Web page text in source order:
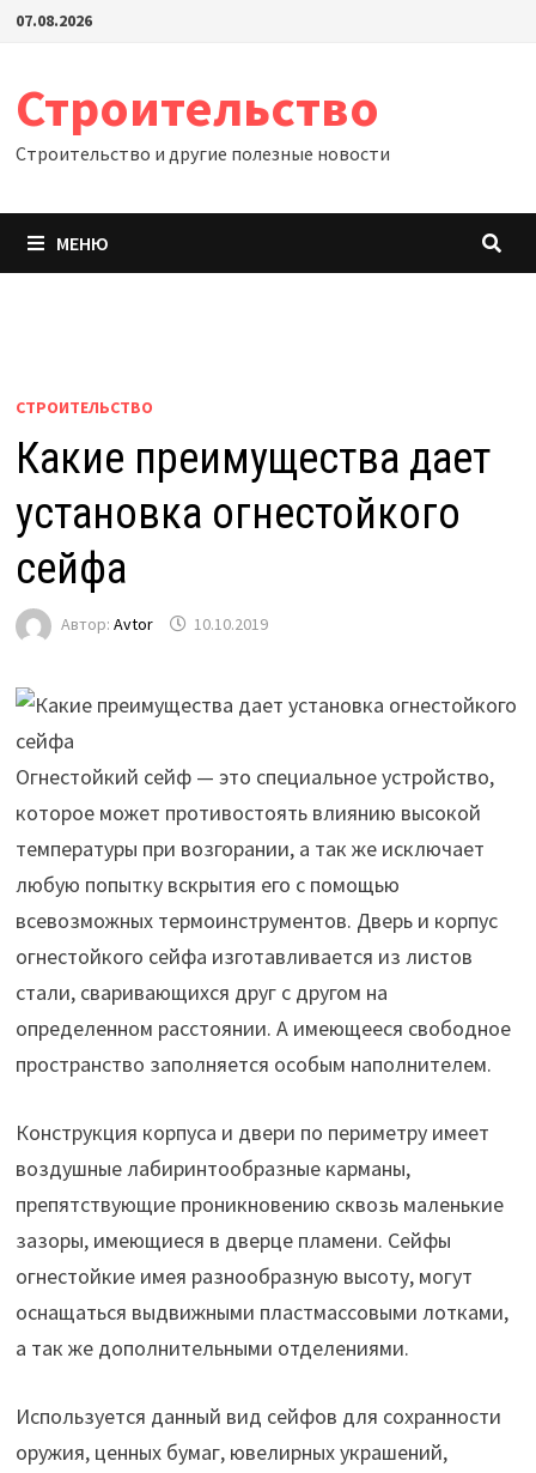
Перейти
07.08.2026
Строительство
Строительство и другие полезные новости
МЕНЮ
СТРОИТЕЛЬСТВО
Какие преимущества дает
установка огнестойкого
сейфа
Автор: Avtor 10.10.2019
Огнестойкий сейф — это специальное устройство,
которое может противостоять влиянию высокой
температуры при возгорании, а так же исключает
любую попытку вскрытия его с помощью
всевозможных термоинструментов. Дверь и корпус
огнестойкого сейфа изготавливается из листов
стали, сваривающихся друг с другом на
определенном расстоянии. А имеющееся свободное
пространство заполняется особым наполнителем.
Конструкция корпуса и двери по периметру имеет
воздушные лабиринтообразные карманы,
препятствующие проникновению сквозь маленькие
зазоры, имеющиеся в дверце пламени. Сейфы
огнестойкие имея разнообразную высоту, могут
оснащаться выдвижными пластмассовыми лотками,
а так же дополнительными отделениями.
Используется данный вид сейфов для сохранности
оружия, ценных бумаг, ювелирных украшений,